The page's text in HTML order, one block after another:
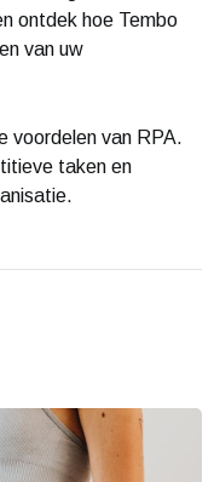
ontdek hoe Tembo
van uw
voordelen van RPA.
taken en